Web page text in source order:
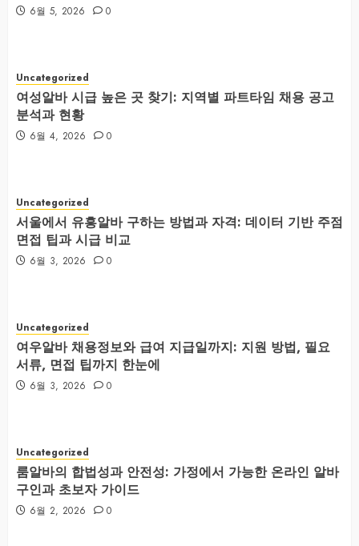
6월 5, 2026 0
Uncategorized
여성알바 시급 높은 곳 찾기: 지역별 파트타임 채용 공고
분석과 현황
6월 4, 2026 0
Uncategorized
서울에서 유흥알바 구하는 방법과 자격: 데이터 기반 주점
면접 팁과 시급 비교
6월 3, 2026 0
Uncategorized
여우알바 채용정보와 급여 지급일까지: 지원 방법, 필요
서류, 면접 팁까지 한눈에
6월 3, 2026 0
Uncategorized
룸알바의 합법성과 안전성: 가정에서 가능한 온라인 알바
구인과 초보자 가이드
6월 2, 2026 0